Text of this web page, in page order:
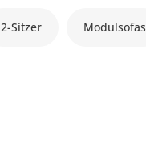
2-Sitzer Modulsofas